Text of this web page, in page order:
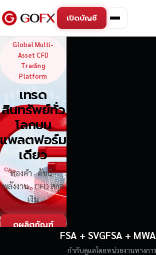
เปิดบัญชี
GoFX — Global
Global Multi-
Asset CFD
Trading
Platform
เทรด
สินทรัพย์ทั่ว
โลกบน
แพลตฟอร์ม
เดียว
ทองคำ · ดัชนี ·
พลังงาน · CFD สกุล
เงิน
ดูผลิตภัณฑ์
FSA + SVGFSA +
กำกับดูแลโดยหน่วยงานทางการ